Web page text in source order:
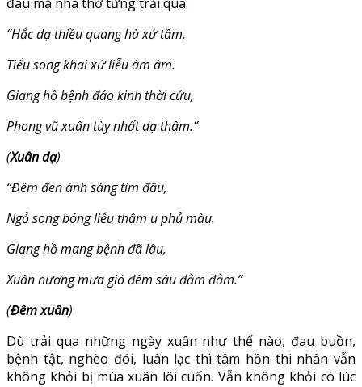
“Hắc dạ thiều quang hà xứ tầm,
Tiểu song khai xứ liễu âm âm.
Giang hồ bệnh đáo kinh thời cửu,
Phong vũ xuân tùy nhất dạ thâm.”
(Xuân dạ)
“Đêm đen ánh sáng tìm đâu,
Ngỏ song bóng liễu thâm u phủ màu.
Giang hồ mang bệnh đã lâu,
Xuân nương mưa gió đêm sâu đằm đằm.”
(Đêm xuân)
Dù trải qua những ngày xuân như thế nào, đau buồn,
bệnh tật, nghèo đói, luân lạc thì tâm hồn thi nhân vẫn
không khỏi bị mùa xuân lôi cuốn. Vẫn không khỏi có lúc